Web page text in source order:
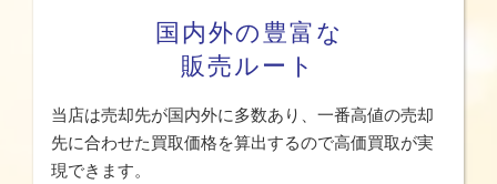
国内外の豊富な
販売ルート
当店は売却先が国内外に多数あり、一番高値の売却
先に合わせた買取価格を算出するので高価買取が実
現できます。